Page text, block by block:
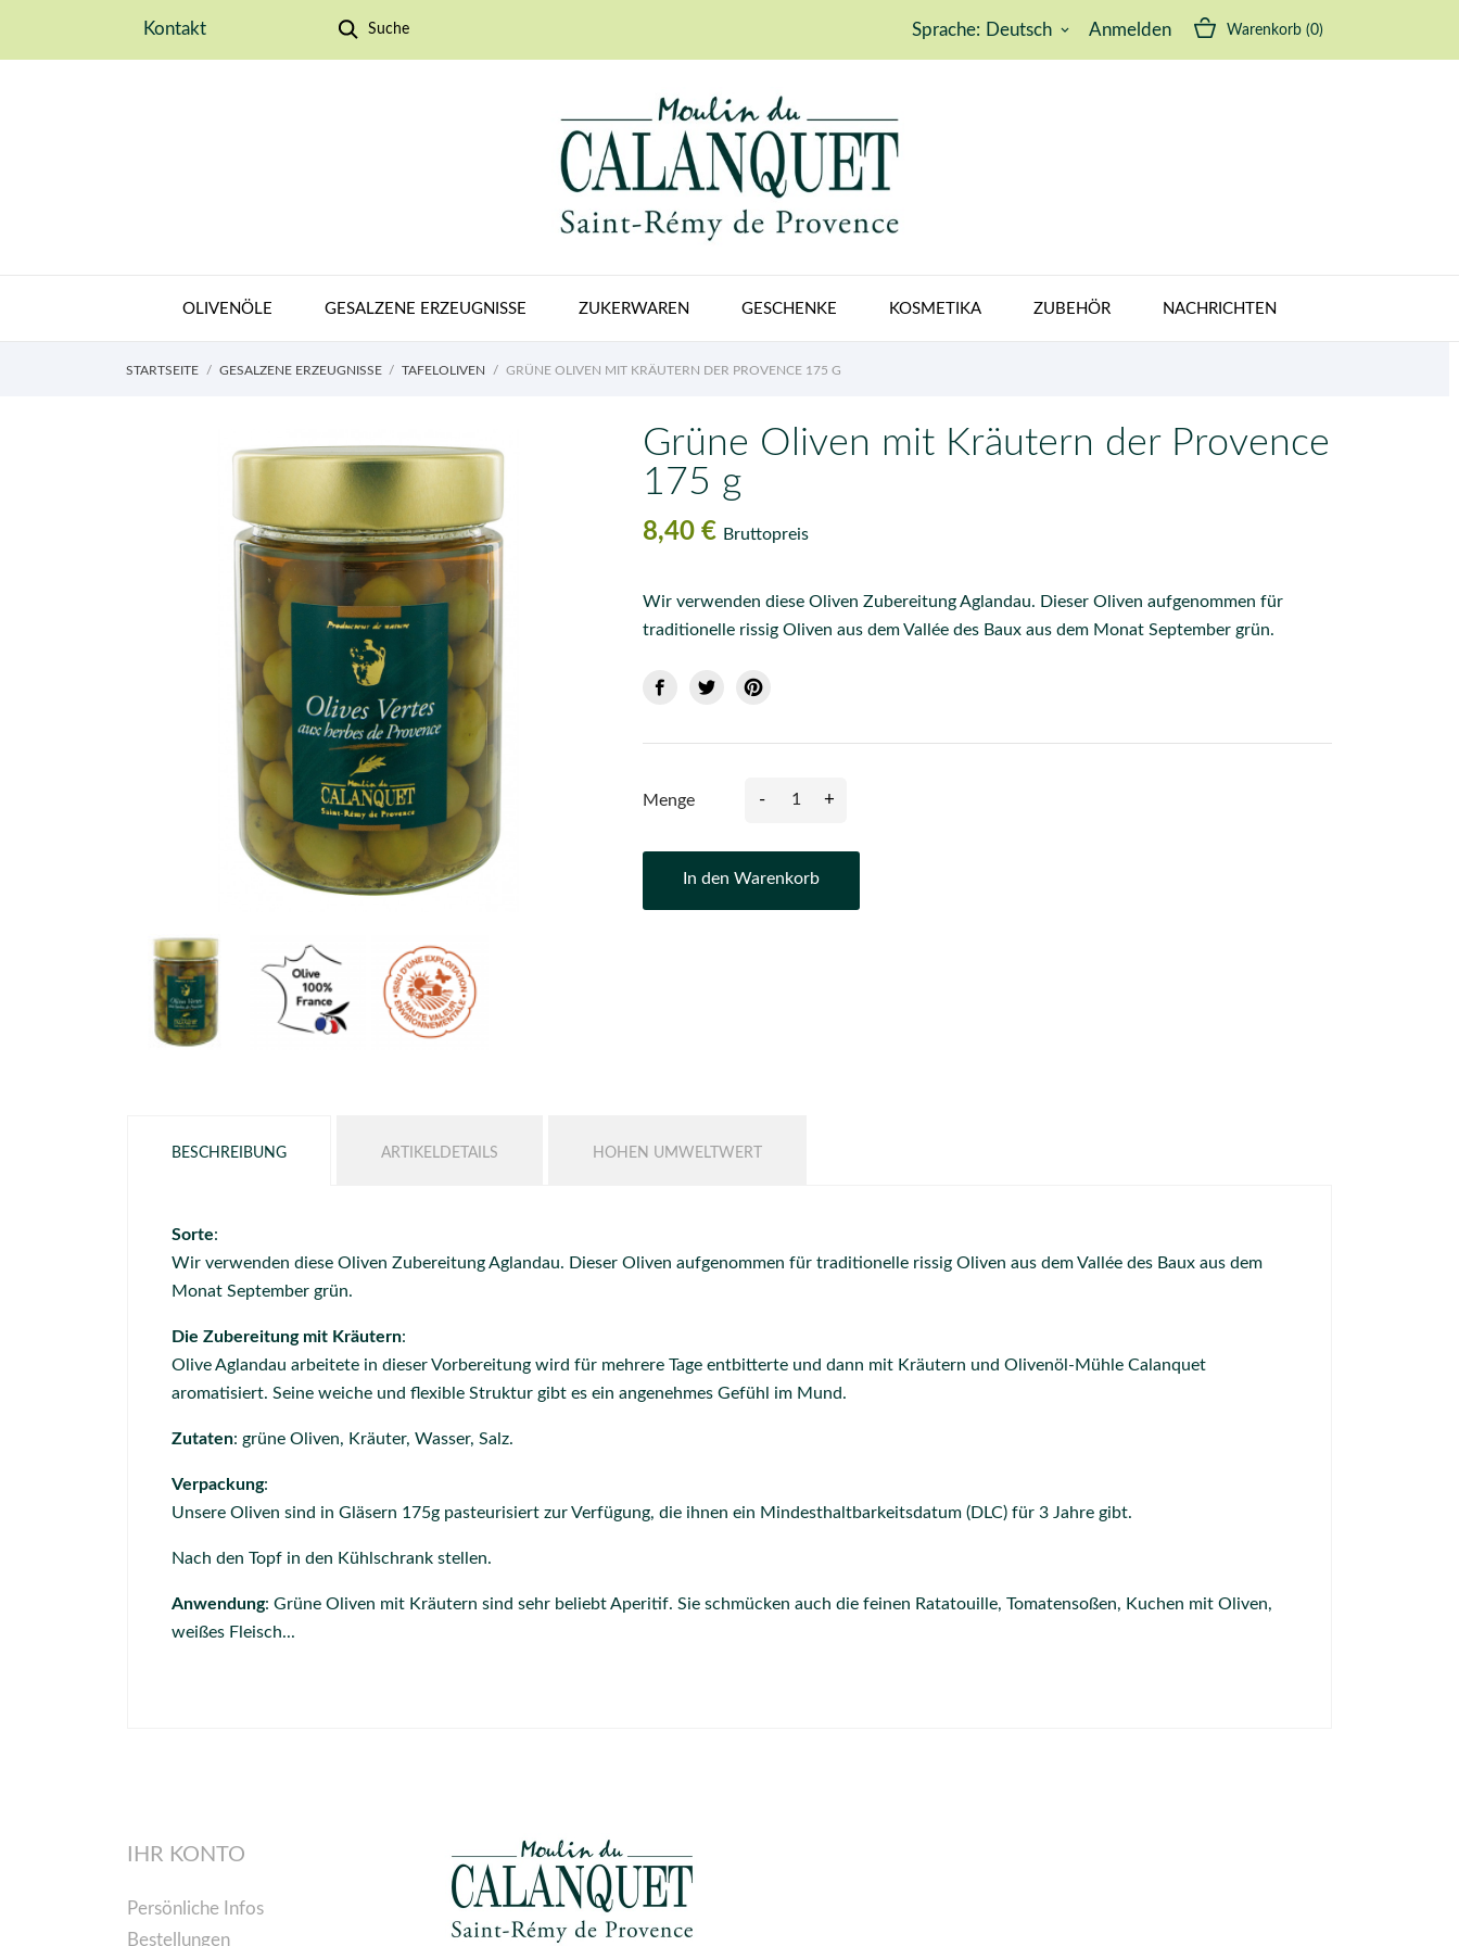
Kontakt Suche Sprache: Deutsch keyboard_arrow_down Anmelden Warenkorb (0)
OLIVENÖLE GESALZENE ERZEUGNISSE ZUKERWAREN GESCHENKE KOSMETIKA ZUBEHÖR NACHRICHTEN
STARTSEITE GESALZENE ERZEUGNISSE TAFELOLIVEN GRÜNE OLIVEN MIT KRÄUTERN DER PROVENCE 175 G
Grüne Oliven mit Kräutern der Provence
175 g
8,40 € Bruttopreis
Wir verwenden diese Oliven Zubereitung Aglandau. Dieser Oliven aufgenommen für
traditionelle rissig Oliven aus dem Vallée des Baux aus dem Monat September grün.
Menge - +
In den Warenkorb
BESCHREIBUNG ARTIKELDETAILS HOHEN UMWELTWERT
Sorte:
Wir verwenden diese Oliven Zubereitung Aglandau. Dieser Oliven aufgenommen für traditionelle rissig Oliven aus dem Vallée des Baux aus dem
Monat September grün.
Die Zubereitung mit Kräutern:
Olive Aglandau arbeitete in dieser Vorbereitung wird für mehrere Tage entbitterte und dann mit Kräutern und Olivenöl-Mühle Calanquet
aromatisiert. Seine weiche und flexible Struktur gibt es ein angenehmes Gefühl im Mund.
Zutaten: grüne Oliven, Kräuter, Wasser, Salz.
Verpackung:
Unsere Oliven sind in Gläsern 175g pasteurisiert zur Verfügung, die ihnen ein Mindesthaltbarkeitsdatum (DLC) für 3 Jahre gibt.
Nach den Topf in den Kühlschrank stellen.
Anwendung: Grüne Oliven mit Kräutern sind sehr beliebt Aperitif. Sie schmücken auch die feinen Ratatouille, Tomatensoßen, Kuchen mit Oliven,
weißes Fleisch...
IHR KONTO
Persönliche Infos
Bestellungen